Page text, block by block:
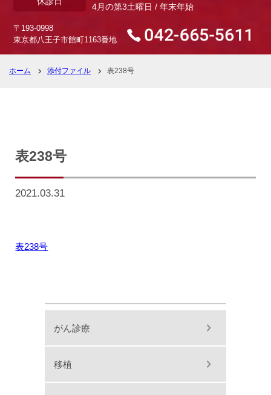
4月の第3土曜日 / 年末年始
〒193-0998
東京都八王子市館町1163番地
ホーム 添付ファイル 表238号
表238号
2021.03.31
表238号
がん診療
移植